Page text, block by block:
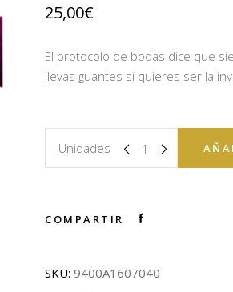
25,00€
El protocolo de bodas dice que
llevas guantes si quieres ser la
Unidades
COMPARTIR
SKU: 9400A1607040